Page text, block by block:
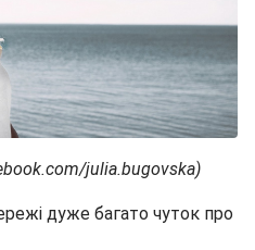
julia.bugovska)
дуже багато чуток про